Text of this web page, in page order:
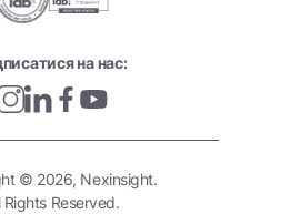
на нас:
© 2026, Nexinsight.
Rights Reserved.